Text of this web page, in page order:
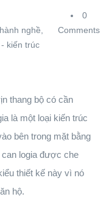
nghề
kiến trúc
0
Comments
thang bộ có cần
là một loại kiến trúc
bên trong mặt bằng
logia được che
thiết kế này vì nó
hộ.